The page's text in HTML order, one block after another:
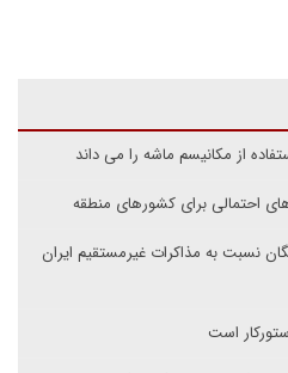
از مکانیسم ماشه را می داند
احتمالی برای کشورهای منطقه
نسبت به مذاکرات غیرمستقیم ایران
است